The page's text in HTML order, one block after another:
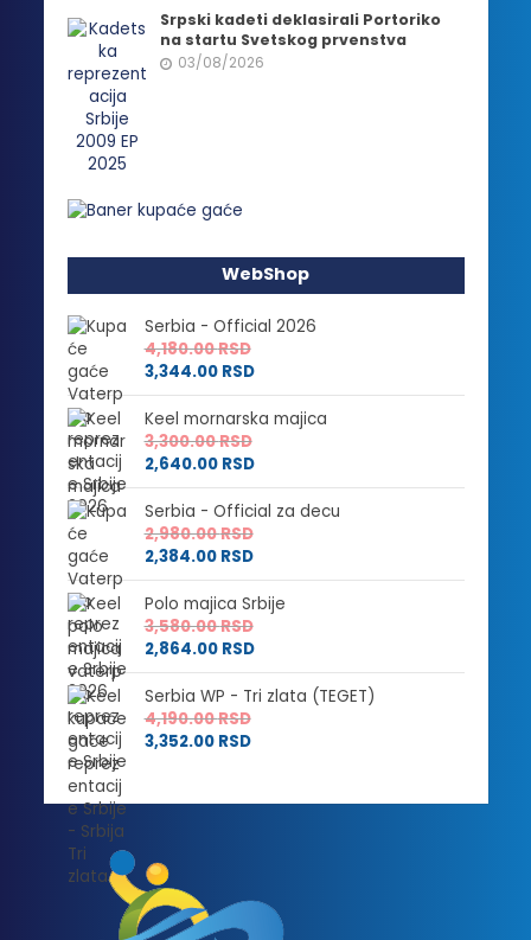
Srpski kadeti deklasirali Portoriko
na startu Svetskog prvenstva
03/08/2026
WebShop
Serbia - Official 2026
4,180.00RSD
3,344.00 RSD
Keel mornarska majica
3,300.00RSD
2,640.00 RSD
Serbia - Official za decu
2,980.00RSD
2,384.00 RSD
Polo majica Srbije
3,580.00RSD
2,864.00 RSD
Serbia WP - Tri zlata (TEGET)
4,190.00RSD
3,352.00 RSD